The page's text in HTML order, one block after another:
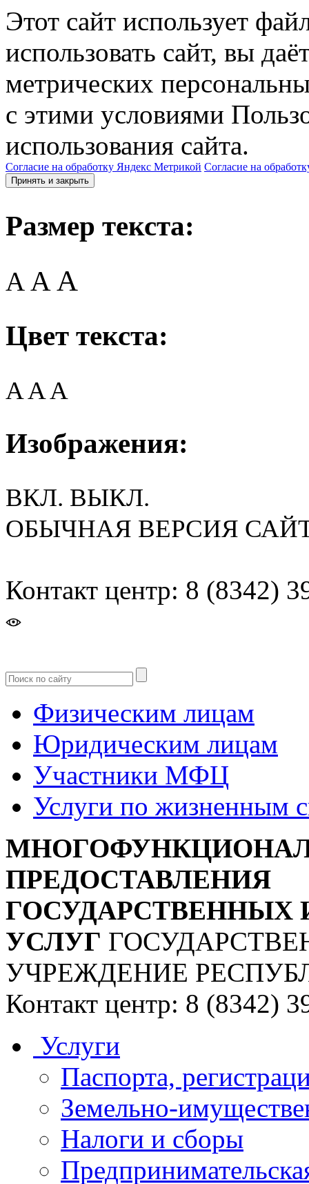
Этот сайт использует
использовать сайт, вы
метрических
с этими условиями
использования сайта.
Согласие на обработку Яндекс Метрикой Согласие на
Принять и закрыть
Размер текста:
A AA
Цвет текста:
AAA
Изображения:
ВКЛ. ВЫКЛ.
ОБЫЧНАЯ ВЕРСИЯ
Контакт центр: 8 (8342)
Физическим лицам
Юридическим лицам
Участники МФЦ
Услуги по жизненным
ПРЕДОСТАВЛЕНИЯ
УСЛУГ
УЧРЕЖДЕНИЕ
Контакт центр: 8 (8342)
Услуги
Паспорта,
Земельно-
Налоги и сборы